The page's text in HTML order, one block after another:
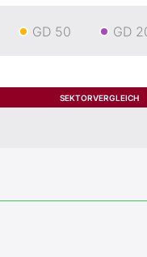
GD 50 GD
SEKTORVERGLEICH